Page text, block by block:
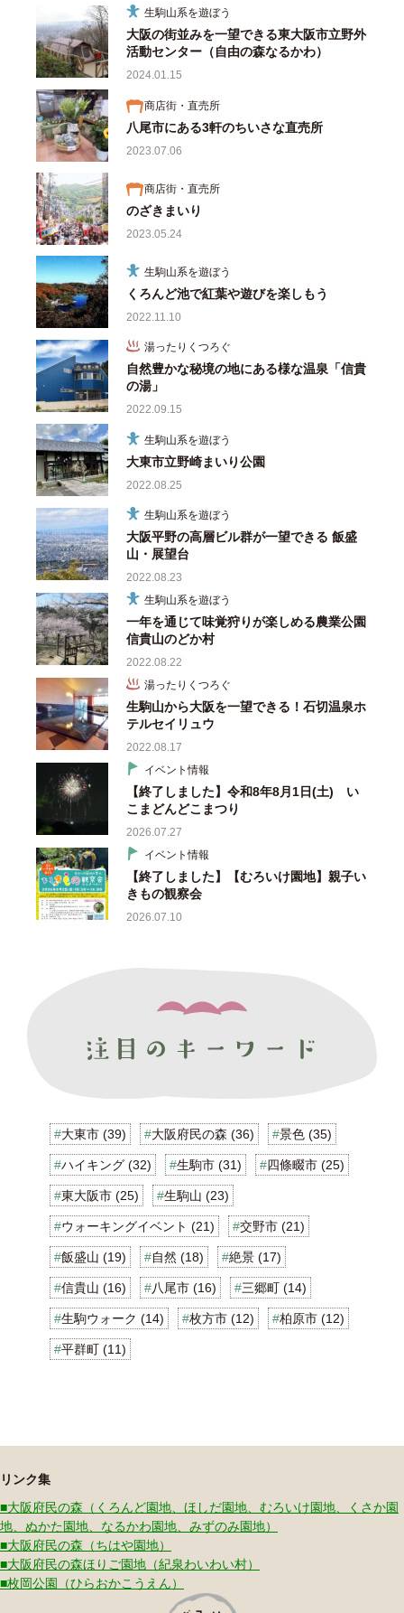
生駒山系を遊ぼう
大阪の街並みを一望できる東大阪市立野外
活動センター（自由の森なるかわ）
2024.01.15
商店街・直売所
八尾市にある3軒のちいさな直売所
2023.07.06
商店街・直売所
のざきまいり
2023.05.24
生駒山系を遊ぼう
くろんど池で紅葉や遊びを楽しもう
2022.11.10
湯ったりくつろぐ
自然豊かな秘境の地にある様な温泉「信貴
の湯」
2022.09.15
生駒山系を遊ぼう
大東市立野崎まいり公園
2022.08.25
生駒山系を遊ぼう
大阪平野の高層ビル群が一望できる 飯盛
山・展望台
2022.08.23
生駒山系を遊ぼう
一年を通じて味覚狩りが楽しめる農業公園
信貴山のどか村
2022.08.22
湯ったりくつろぐ
生駒山から大阪を一望できる！石切温泉ホ
テルセイリュウ
2022.08.17
イベント情報
【終了しました】令和8年8月1日(土) い
こまどんどこまつり
2026.07.27
イベント情報
【終了しました】【むろいけ園地】親子い
きもの観察会
2026.07.10
大東市 (39) 大阪府民の森 (36) 景色 (35)
ハイキング (32) 生駒市 (31) 四條畷市 (25)
東大阪市 (25) 生駒山 (23)
ウォーキングイベント (21) 交野市 (21)
飯盛山 (19) 自然 (18) 絶景 (17)
信貴山 (16) 八尾市 (16) 三郷町 (14)
生駒ウォーク (14) 枚方市 (12) 柏原市 (12)
平群町 (11)
リンク集
■大阪府民の森（くろんど園地、ほしだ園地、むろいけ園地、くさか園
地、ぬかた園地、なるかわ園地、みずのみ園地）
■大阪府民の森（ちはや園地）
■大阪府民の森ほりご園地（紀泉わいわい村）
■枚岡公園（ひらおかこうえん）